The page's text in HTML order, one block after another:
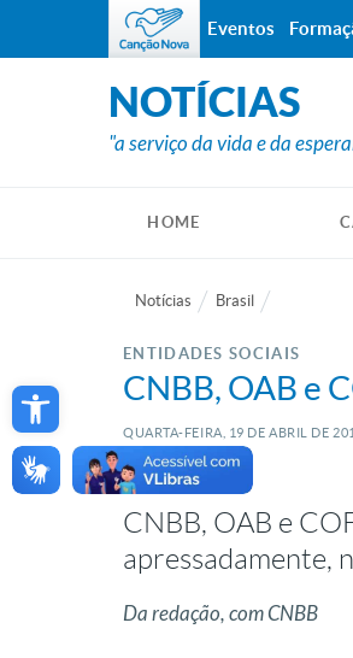
Open toolbar
NOTÍCIAS
"a serviço da vida e da
HOME
Notícias Brasil
ENTIDADES SOCIAIS
CNBB, OAB e
QUARTA-FEIRA, 19 DE ABRIL DE
CNBB, OAB e
apressadamente,
Da redação, com CNBB
Eventos